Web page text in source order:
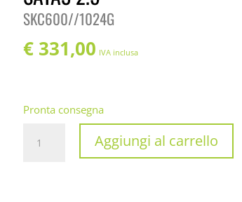
SKC600//1024G
€ 331,00 IVA inclusa
Pronta consegna
Aggiungi al carrello